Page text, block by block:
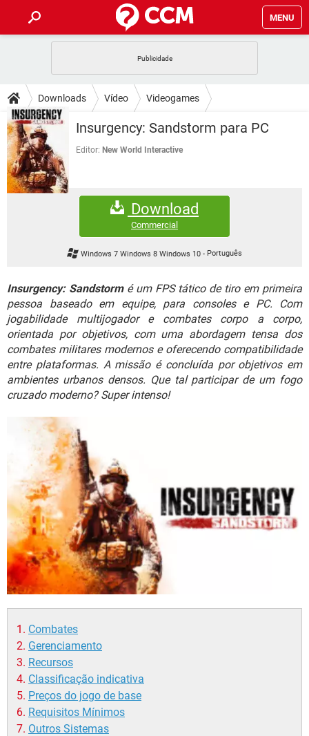
MENU
CELULAR FACEBOOK
OUTLOOK EXCEL
INSTAGRAM GMAIL
GUIA DE COMPRAS
DICAS
JOGOS WHATSAPP
CELULAR
OUTLOOK
INSTAGRAM
DOWNLOADS
JOGOS WHATSAPP
CELULAR
OUTLOOK EXCEL
GMAIL
FÓRUM
JOGOS
FACEBOOK
EXCEL
GMAIL
GLOSSÁRIO
WHATSAPP
INSTAGRAM GMAIL
GUIA DE COMPRAS
Downloads Vídeo Videogames
Insurgency: Sandstorm para PC
Editor: New World Interactive
Download
Commercial
Windows 7 Windows 8 Windows 10- Português
Insurgency: Sandstormé um FPS tático de tiro em primeira
pessoa baseado em equipe, para consoles e PC. Com
jogabilidade multijogador e combates corpo a corpo,
orientada por objetivos, com uma abordagem tensa dos
combates militares modernos e oferecendo compatibilidade
entre plataformas. A missão é concluída por objetivos em
ambientes urbanos densos. Que tal participar de um fogo
cruzado moderno? Super intenso!
Combates
Gerenciamento
Recursos
Classificação indicativa
Preços do jogo de base
Requisitos Mínimos
Outros Sistemas